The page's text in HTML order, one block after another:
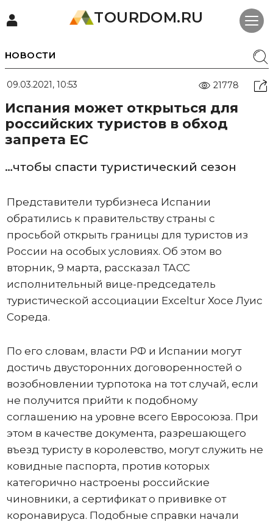
TOURDOM.RU
НОВОСТИ
09.03.2021, 10:53 21778
Испания может открыться для
российских туристов в обход
запрета ЕС
…чтобы спасти туристический сезон
Представители турбизнеса Испании
обратились к правительству страны с
просьбой открыть границы для туристов из
России на особых условиях. Об этом во
вторник, 9 марта, рассказал ТАСС
исполнительный вице-председатель
туристической ассоциации Exceltur Хосе Луис
Сореда.
По его словам, власти РФ и Испании могут
достичь двусторонних договоренностей о
возобновлении турпотока на тот случай, если
не получится прийти к подобному
соглашению на уровне всего Евросоюза. При
этом в качестве документа, разрешающего
въезд туристу в королевство, могут служить не
ковидные паспорта, против которых
категорично настроены российские
чиновники, а сертификат о прививке от
коронавируса. Подобные справки начали